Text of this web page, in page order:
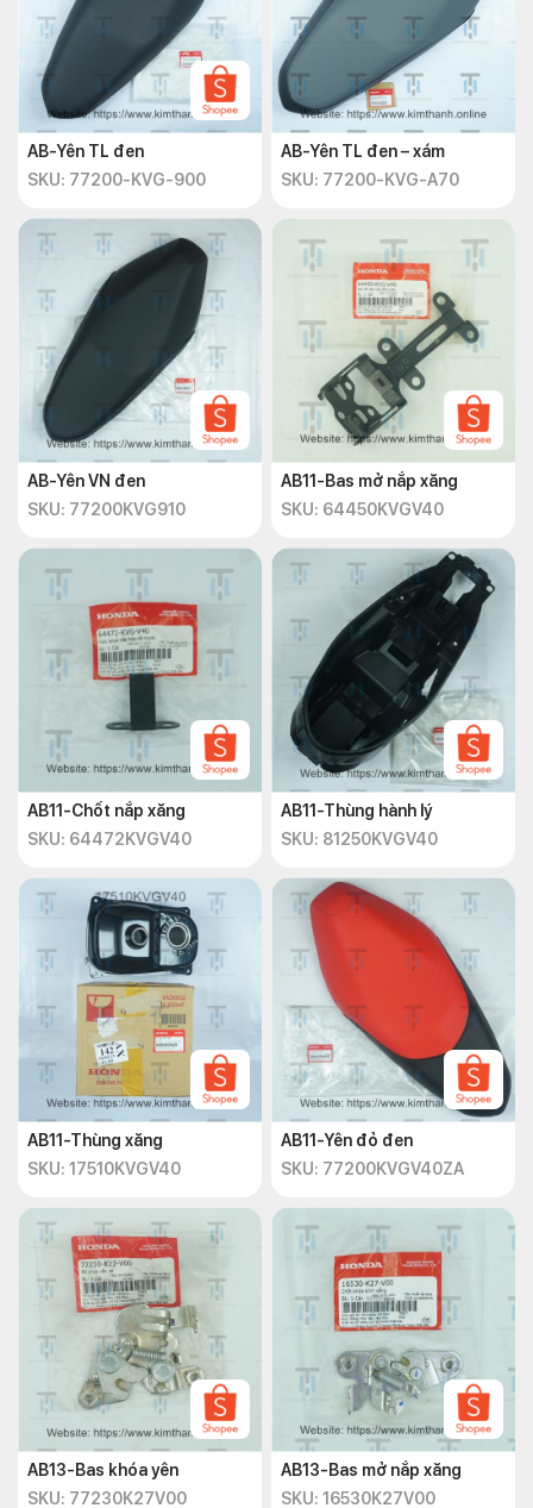
AB-Yên TL đen
SKU: 77200-KVG-900
AB-Yên TL đen – xám
SKU: 77200-KVG-A70
AB-Yên VN đen
SKU: 77200KVG910
AB11-Bas mở nắp xăng
SKU: 64450KVGV40
AB11-Chốt nắp xăng
SKU: 64472KVGV40
AB11-Thùng hành lý
SKU: 81250KVGV40
AB11-Thùng xăng
SKU: 17510KVGV40
AB11-Yên đỏ đen
SKU: 77200KVGV40ZA
AB13-Bas khóa yên
SKU: 77230K27V00
AB13-Bas mở nắp xăng
SKU: 16530K27V00